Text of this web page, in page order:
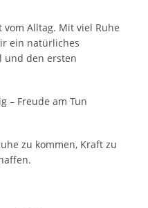
Alltag. Mit viel Ruhe
ein natürliches
und den ersten
– Freude am Tun
zu kommen, Kraft zu